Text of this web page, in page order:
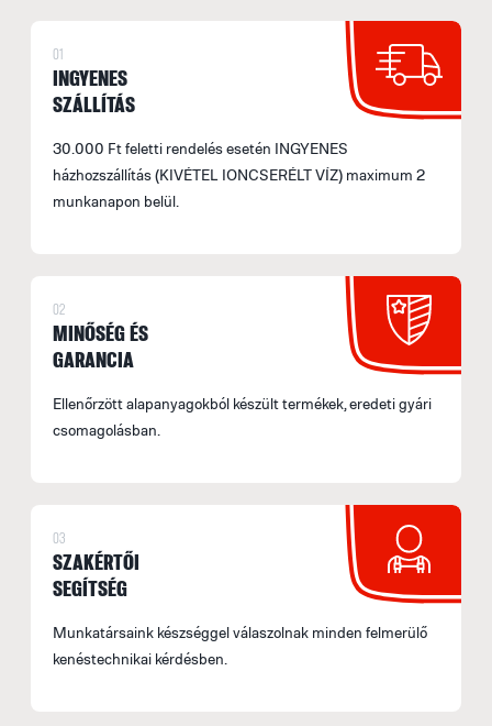
01
INGYENES
SZÁLLÍTÁS
30.000 Ft feletti rendelés esetén INGYENES
házhozszállítás (KIVÉTEL IONCSERÉLT VÍZ) maximum 2
munkanapon belül.
02
MINŐSÉG ÉS
GARANCIA
Ellenőrzött alapanyagokból készült termékek, eredeti gyári
csomagolásban.
03
SZAKÉRTŐI
SEGÍTSÉG
Munkatársaink készséggel válaszolnak minden felmerülő
kenéstechnikai kérdésben.